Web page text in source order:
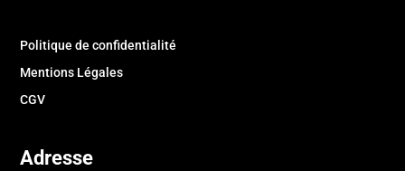
Politique de confidentialité
Mentions Légales
CGV
Adresse